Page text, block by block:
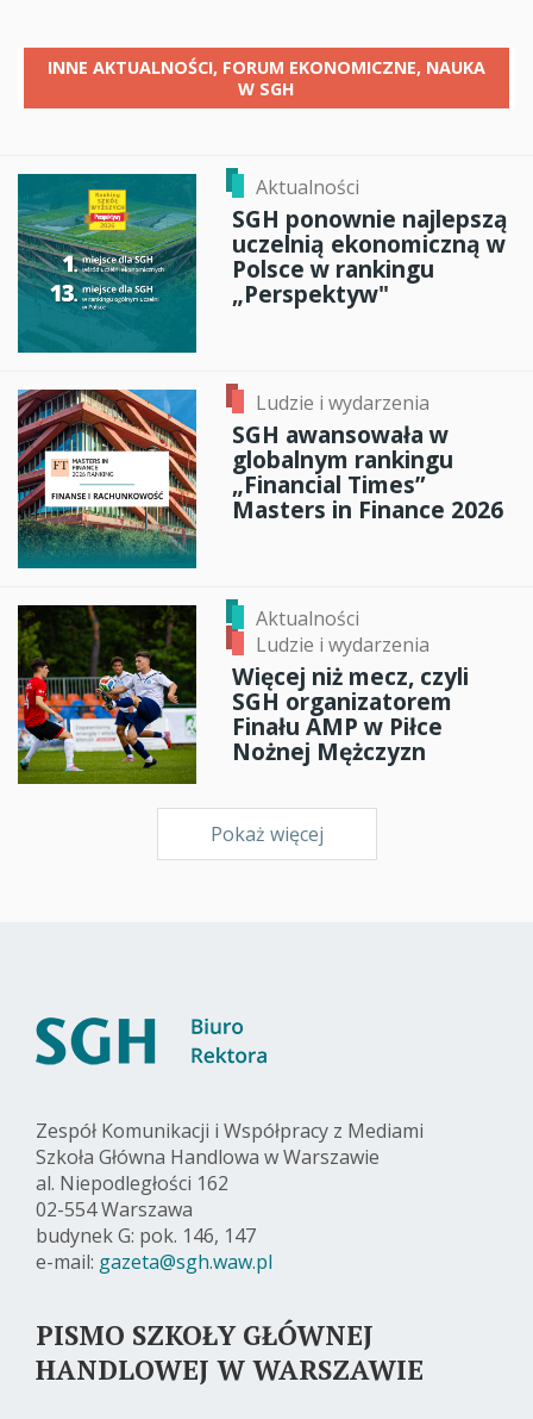
INNE AKTUALNOŚCI, FORUM EKONOMICZNE, NAUKA
W SGH
Aktualności
SGH ponownie najlepszą
uczelnią ekonomiczną w
Polsce w rankingu
„Perspektyw"
Ludzie i wydarzenia
SGH awansowała w
globalnym rankingu
„Financial Times”
Masters in Finance 2026
Aktualności
Ludzie i wydarzenia
Więcej niż mecz, czyli
SGH organizatorem
Finału AMP w Piłce
Nożnej Mężczyzn
Pokaż więcej
Zespół Komunikacji i Współpracy z Mediami
Szkoła Główna Handlowa w Warszawie
al. Niepodległości 162
02-554 Warszawa
budynek G: pok. 146, 147
e-mail: gazeta@sgh.waw.pl
PISMO SZKOŁY GŁÓWNEJ
HANDLOWEJ W WARSZAWIE